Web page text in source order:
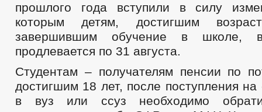
прошлого года вступили в силу
которым детям, достигшим
завершившим обучение в школе,
продлевается по 31 августа.
Студентам – получателям пенсии по
достигшим 18 лет, после поступления на
в вуз или ссуз необходимо